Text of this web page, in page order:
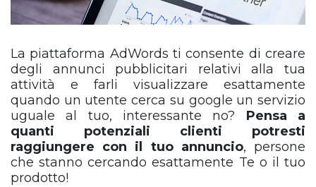
La piattaforma AdWords ti consente di creare
degli annunci pubblicitari relativi alla tua
attività e farli visualizzare esattamente
quando un utente cerca su google un servizio
uguale al tuo, interessante no? Pensa a
quanti potenziali clienti potresti
raggiungere con il tuo annuncio, persone
che stanno cercando esattamente Te o il tuo
prodotto!